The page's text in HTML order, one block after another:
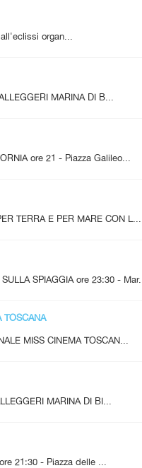
organ...
MARINA DI B...
ore 21 - Piazza Galileo...
TERRA E PER MARE CON L...
SPIAGGIA ore 23:30 - Mar...
TOSCANA
MISS CINEMA TOSCAN...
MARINA DI BI...
21:30 - Piazza delle ...